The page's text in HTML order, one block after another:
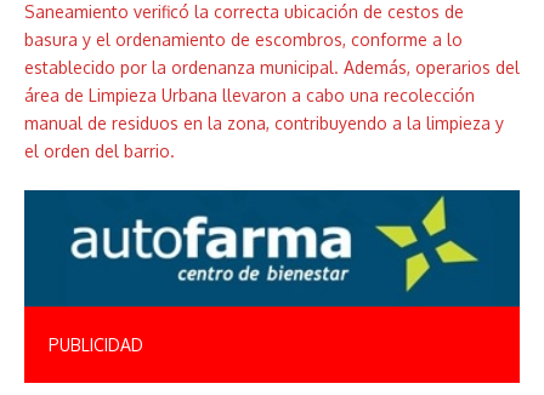
Saneamiento verificó la correcta ubicación de cestos de
basura y el ordenamiento de escombros, conforme a lo
establecido por la ordenanza municipal. Además, operarios del
área de Limpieza Urbana llevaron a cabo una recolección
manual de residuos en la zona, contribuyendo a la limpieza y
el orden del barrio.
PUBLICIDAD